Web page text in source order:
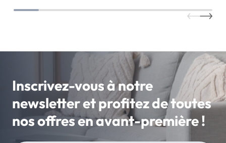
Inscrivez-vous à notre
newsletter et profitez de toutes
nos offres en avant-première !